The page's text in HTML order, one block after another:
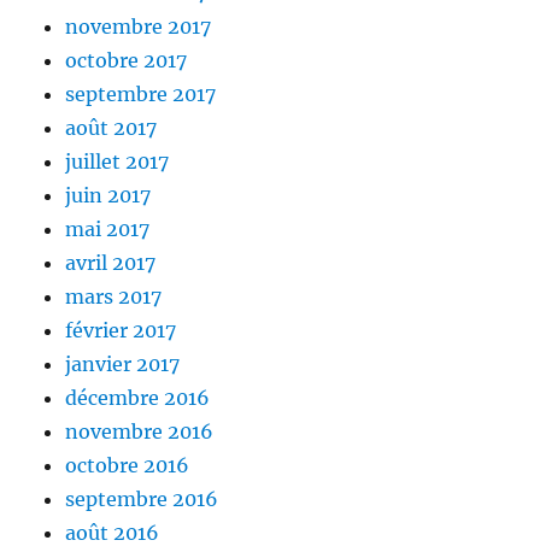
novembre 2017
octobre 2017
septembre 2017
août 2017
juillet 2017
juin 2017
mai 2017
avril 2017
mars 2017
février 2017
janvier 2017
décembre 2016
novembre 2016
octobre 2016
septembre 2016
août 2016